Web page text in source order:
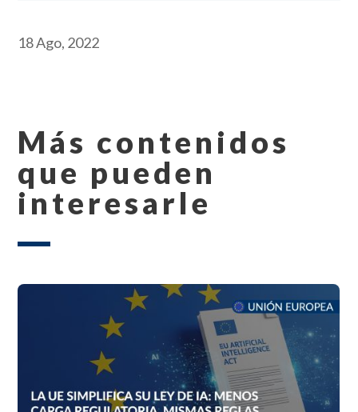
18 Ago, 2022
Más contenidos
que pueden
interesarle